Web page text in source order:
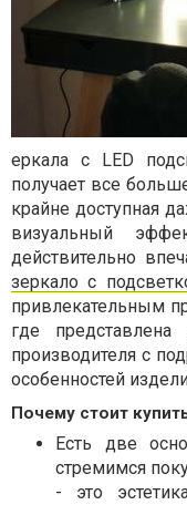
еркала с LED
получает все
крайне доступная
визуальный
действительно
зеркало с
привлекательным
где
производителя с
особенностей
Почему стоит
Есть две
стремимся
- это